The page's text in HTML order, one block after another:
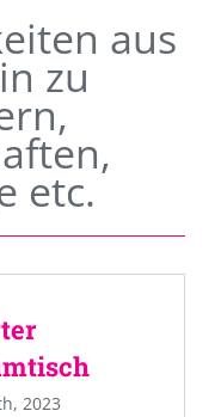
aus
zu
etc.
2023